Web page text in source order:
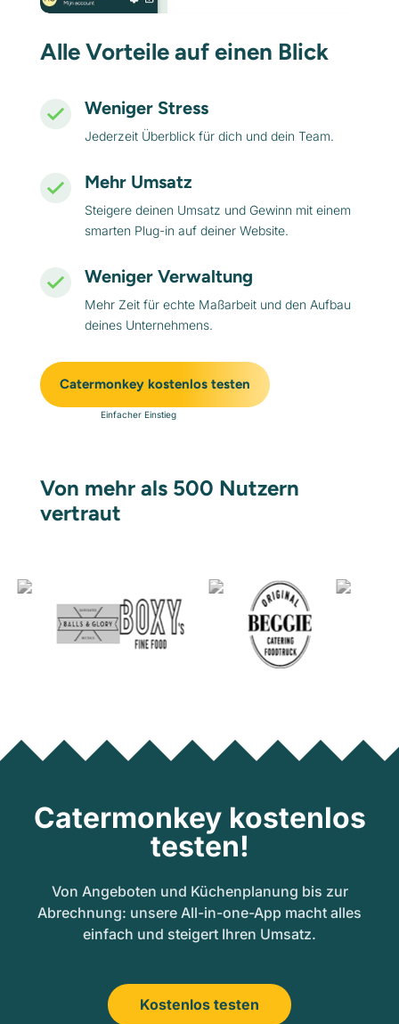
Alle Vorteile auf einen Blick
Weniger Stress
Jederzeit Überblick für dich und dein Team.
Mehr Umsatz
Steigere deinen Umsatz und Gewinn mit einem
smarten Plug-in auf deiner Website.
Weniger Verwaltung
Mehr Zeit für echte Maßarbeit und den Aufbau
deines Unternehmens.
Catermonkey kostenlos testen
Einfacher Einstieg
Von mehr als 500 Nutzern
vertraut
Catermonkey kostenlos
testen!
Von Angeboten und Küchenplanung bis zur
Abrechnung: unsere All-in-one-App macht alles
einfach und steigert Ihren Umsatz.
Kostenlos testen